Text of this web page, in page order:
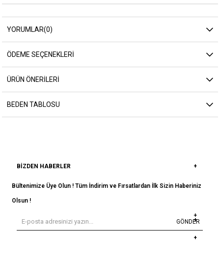
YORUMLAR(0)
ÖDEME SEÇENEKLERI
ÜRÜN ÖNERILERI
BEDEN TABLOSU
BIZDEN HABERLER
Bültenimize Üye Olun ! Tüm İndirim ve Fırsatlardan İlk Sizin Haberiniz
Olsun !
GÖNDER